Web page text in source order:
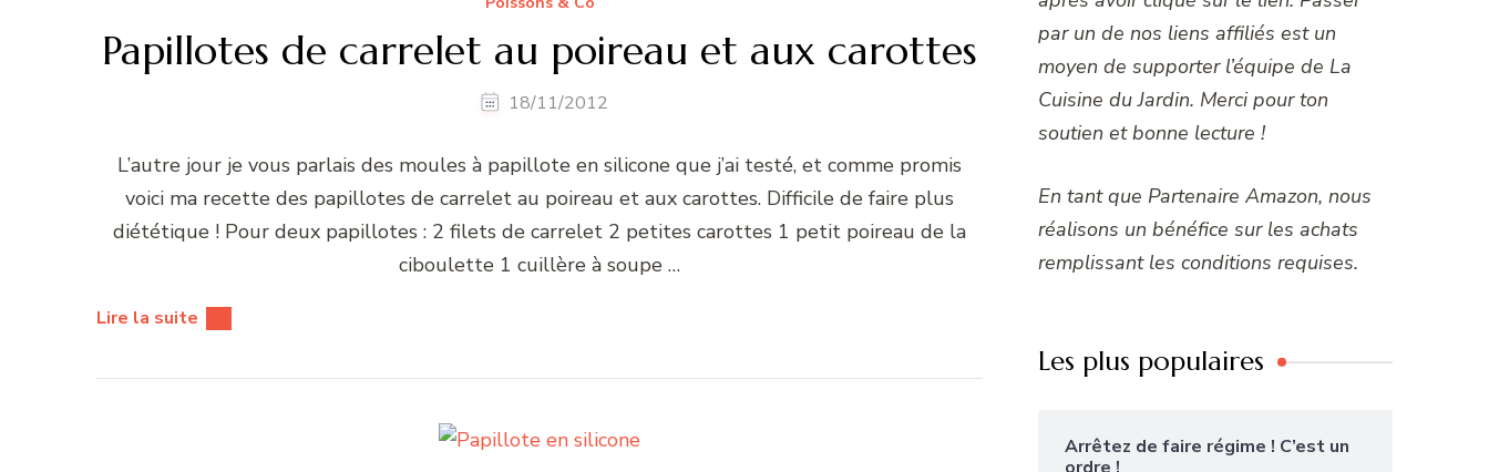
Papillotes de carrelet au poireau et aux carottes
18/11/2012
L’autre jour je vous parlais des moules à papillote en silicone que j’ai testé, et comme promis
voici ma recette des papillotes de carrelet au poireau et aux carottes. Difficile de faire plus
diététique ! Pour deux papillotes : 2 filets de carrelet 2 petites carottes 1 petit poireau de la
ciboulette 1 cuillère à soupe …
Lire la suite
par un de nos liens affiliés est un
moyen de supporter l’équipe de La
Cuisine du Jardin. Merci pour ton
soutien et bonne lecture !
En tant que Partenaire Amazon, nous
réalisons un bénéfice sur les achats
remplissant les conditions requises.
Les plus populaires
Arrêtez de faire régime ! C’est un